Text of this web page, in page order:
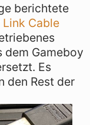
berichtete
Link Cable
dem Gameboy
Es
den Rest der